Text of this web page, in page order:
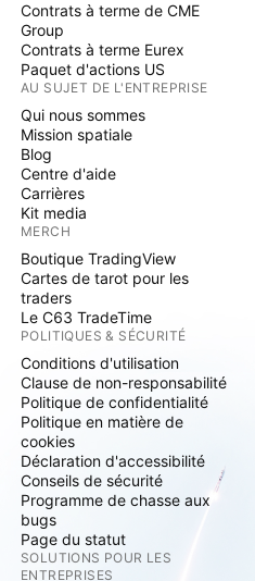
Contrats à terme de CME
Group
Contrats à terme Eurex
Paquet d'actions US
AU SUJET DE L'ENTREPRISE
Qui nous sommes
Mission spatiale
Blog
Centre d'aide
Carrières
Kit media
MERCH
Boutique TradingView
Cartes de tarot pour les
traders
Le C63 TradeTime
POLITIQUES & SÉCURITÉ
Conditions d'utilisation
Clause de non-responsabilité
Politique de confidentialité
Politique en matière de
cookies
Déclaration d'accessibilité
Conseils de sécurité
Programme de chasse aux
bugs
Page du statut
SOLUTIONS POUR LES
ENTREPRISES